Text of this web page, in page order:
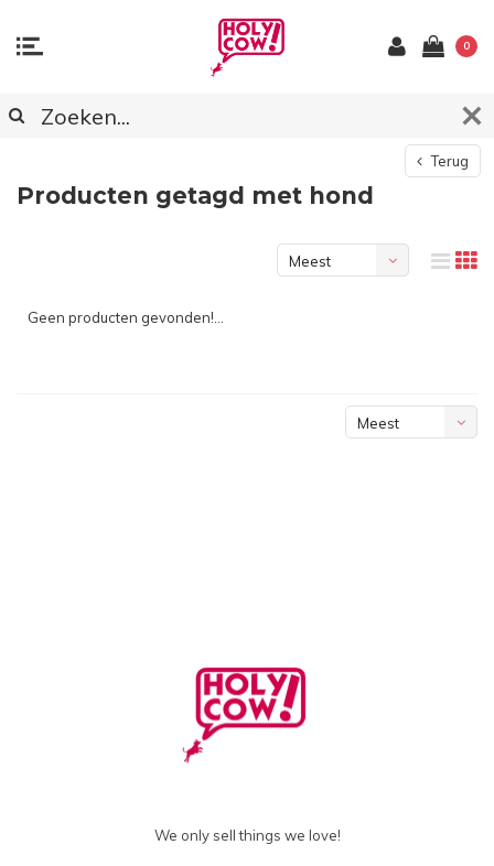
0
Terug
Producten getagd met hond
Meest
Geen producten gevonden!...
Meest
We only sell things we love!